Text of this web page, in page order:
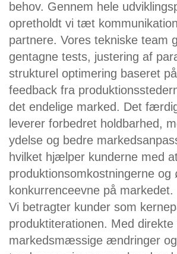
behov. Gennem hele
opretholdt vi tæt
partnere. Vores tekniske team
gentagne tests, justering af
strukturel optimering baseret
feedback fra
det endelige marked. Det
leverer forbedret holdbarhed,
ydelse og bedre
hvilket hjælper kunderne med
produktionsomkostningerne og
konkurrenceevne på markedet.
Vi betragter kunder som
produktiterationen. Med direkte
markedsmæssige ændringer